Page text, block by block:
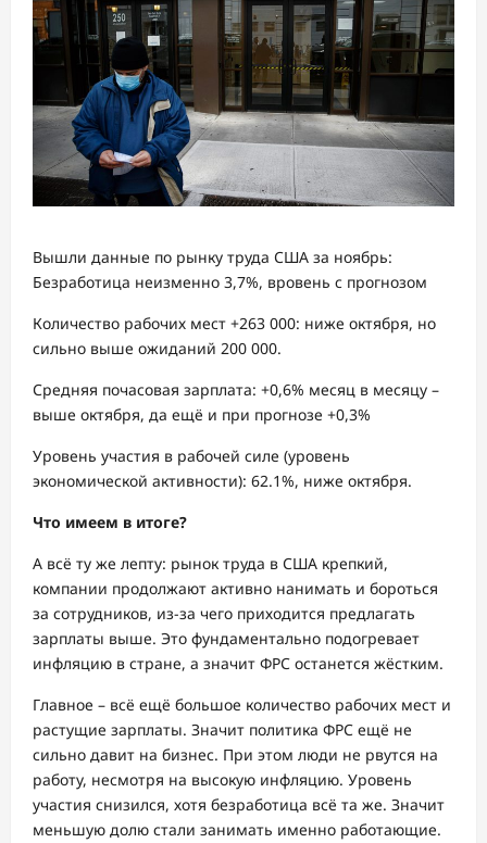
Вышли данные по рынку труда США за ноябрь:
Безработица неизменно 3,7%, вровень с прогнозом
Количество рабочих мест +263 000: ниже октября, но
сильно выше ожиданий 200 000.
Средняя почасовая зарплата: +0,6% месяц в месяцу –
выше октября, да ещё и при прогнозе +0,3%
Уровень участия в рабочей силе (уровень
экономической активности): 62.1%, ниже октября.
Что имеем в итоге?
А всё ту же лепту: рынок труда в США крепкий,
компании продолжают активно нанимать и бороться
за сотрудников, из-за чего приходится предлагать
зарплаты выше. Это фундаментально подогревает
инфляцию в стране, а значит ФРС останется жёстким.
Главное – всё ещё большое количество рабочих мест и
растущие зарплаты. Значит политика ФРС ещё не
сильно давит на бизнес. При этом люди не рвутся на
работу, несмотря на высокую инфляцию. Уровень
участия снизился, хотя безработица всё та же. Значит
меньшую долю стали занимать именно работающие.